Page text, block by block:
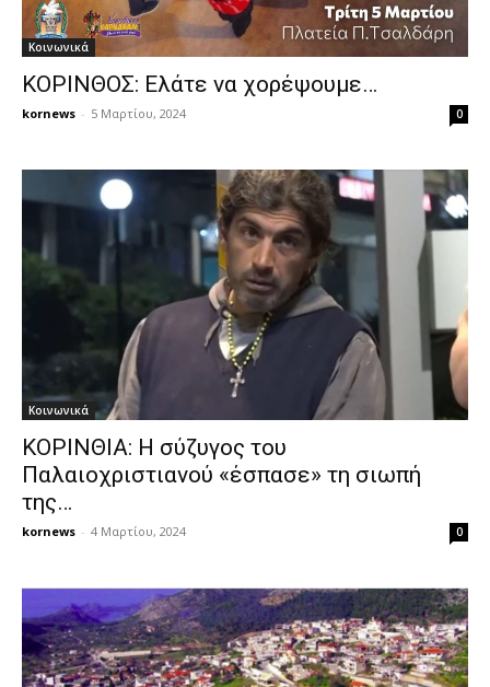
Κοινωνικά
ΚΟΡΙΝΘΟΣ: Ελάτε να χορέψουμε…
kornews - 5 Μαρτίου, 2024 0
Κοινωνικά
ΚΟΡΙΝΘΙΑ: Η σύζυγος του
Παλαιοχριστιανού «έσπασε» τη σιωπή
της…
kornews - 4 Μαρτίου, 2024 0